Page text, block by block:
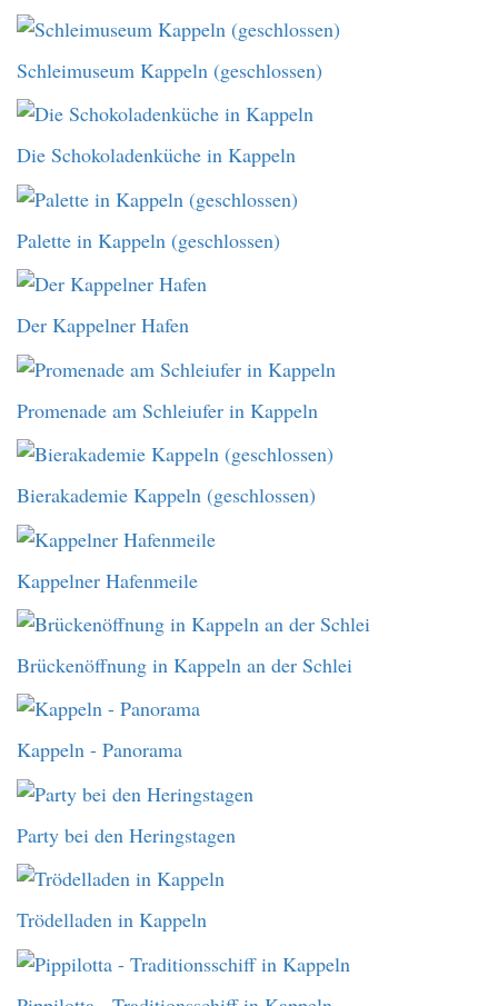
Schleimuseum Kappeln (geschlossen)
Die Schokoladenküche in Kappeln
Palette in Kappeln (geschlossen)
Der Kappelner Hafen
Promenade am Schleiufer in Kappeln
Bierakademie Kappeln (geschlossen)
Kappelner Hafenmeile
Brückenöffnung in Kappeln an der Schlei
Kappeln - Panorama
Party bei den Heringstagen
Trödelladen in Kappeln